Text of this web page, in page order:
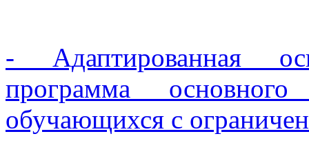
- Адаптированная
программа
обучающихся с